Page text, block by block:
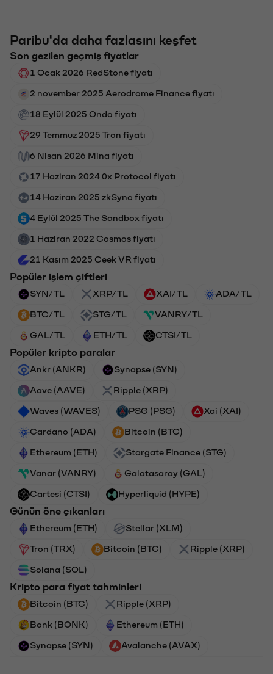
Paribu'da daha fazlasını keşfet
Son gezilen geçmiş fiyatlar
1 Ocak 2026 RedStone fiyatı
2 november 2025 Aerodrome Finance fiyatı
18 Eylül 2025 Ondo fiyatı
29 Temmuz 2025 Tron fiyatı
6 Nisan 2026 Mina fiyatı
17 Haziran 2024 0x Protocol fiyatı
14 Haziran 2025 zkSync fiyatı
4 Eylül 2025 The Sandbox fiyatı
1 Haziran 2022 Cosmos fiyatı
21 Kasım 2025 Ceek VR fiyatı
Popüler işlem çiftleri
SYN/TL XRP/TL XAI/TL ADA/TL
BTC/TL STG/TL VANRY/TL
GAL/TL ETH/TL CTSI/TL
Popüler kripto paralar
Ankr (ANKR) Synapse (SYN)
Aave (AAVE) Ripple (XRP)
Waves (WAVES) PSG (PSG) Xai (XAI)
Cardano (ADA) Bitcoin (BTC)
Ethereum (ETH) Stargate Finance (STG)
Vanar (VANRY) Galatasaray (GAL)
Cartesi (CTSI) Hyperliquid (HYPE)
Günün öne çıkanları
Ethereum (ETH) Stellar (XLM)
Tron (TRX) Bitcoin (BTC) Ripple (XRP)
Solana (SOL)
Kripto para fiyat tahminleri
Bitcoin (BTC) Ripple (XRP)
Bonk (BONK) Ethereum (ETH)
Synapse (SYN) Avalanche (AVAX)